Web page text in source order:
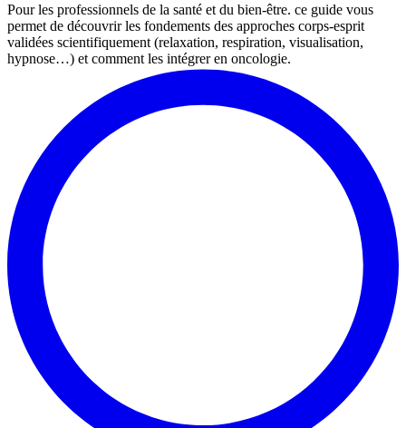
Pour les professionnels de la santé et du bien-être. ce guide vous
permet de découvrir les fondements des approches corps-esprit
validées scientifiquement (relaxation, respiration, visualisation,
hypnose…) et comment les intégrer en oncologie.